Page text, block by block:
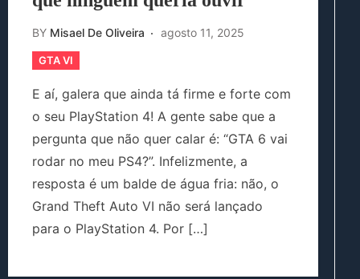
BY Misael De Oliveira agosto 11, 2025
GTA VI
E aí, galera que ainda tá firme e forte com
o seu PlayStation 4! A gente sabe que a
pergunta que não quer calar é: “GTA 6 vai
rodar no meu PS4?”. Infelizmente, a
resposta é um balde de água fria: não, o
Grand Theft Auto VI não será lançado
para o PlayStation 4. Por […]